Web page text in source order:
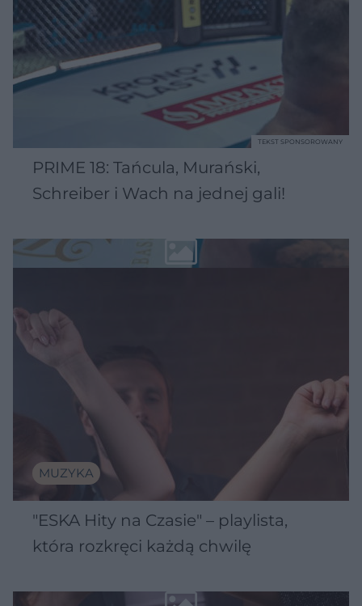
PRIME 18: Tańcula, Murański,
Schreiber i Wach na jednej gali!
TEKST SPONSOROWANY
MUZYKA
"ESKA Hity na Czasie" – playlista,
która rozkręci każdą chwilę